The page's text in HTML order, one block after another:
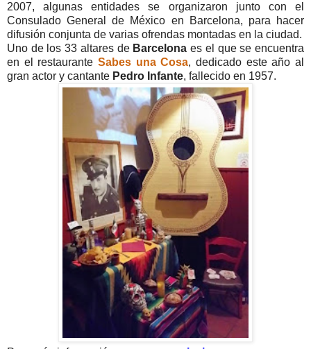
2007, algunas entidades se organizaron junto con el
Consulado General de México en Barcelona, para hacer
difusión conjunta de varias ofrendas montadas en la ciudad.
Uno de los 33 altares de Barcelonaes el que se encuentra
en el restaurante Sabes una Cosa, dedicado este año al
gran actor y cantante Pedro Infante, fallecido en 1957.